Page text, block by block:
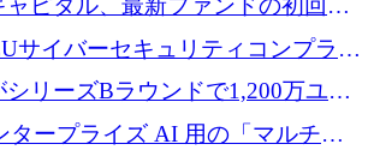
ャピタル、最新ファンドの初回ク
ドルを確保
サイバーセキュリティコンプライ
トフォームのために140万ユーロ
シリーズBラウンドで1,200万ユー
タープライズ AI 用の「マルチプ